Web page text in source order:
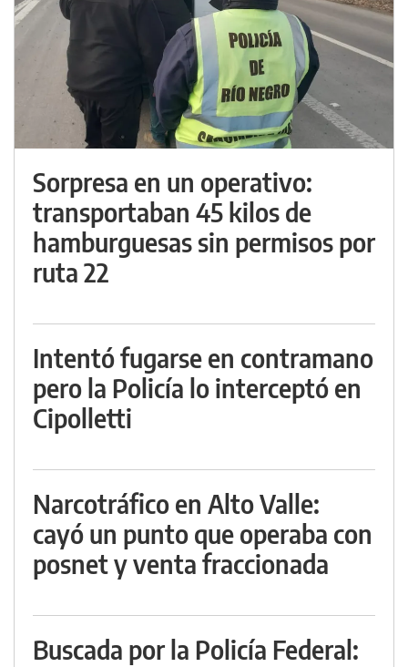
Sorpresa en un operativo:
transportaban 45 kilos de
hamburguesas sin permisos por
ruta 22
Intentó fugarse en contramano
pero la Policía lo interceptó en
Cipolletti
Narcotráfico en Alto Valle:
cayó un punto que operaba con
posnet y venta fraccionada
Buscada por la Policía Federal: